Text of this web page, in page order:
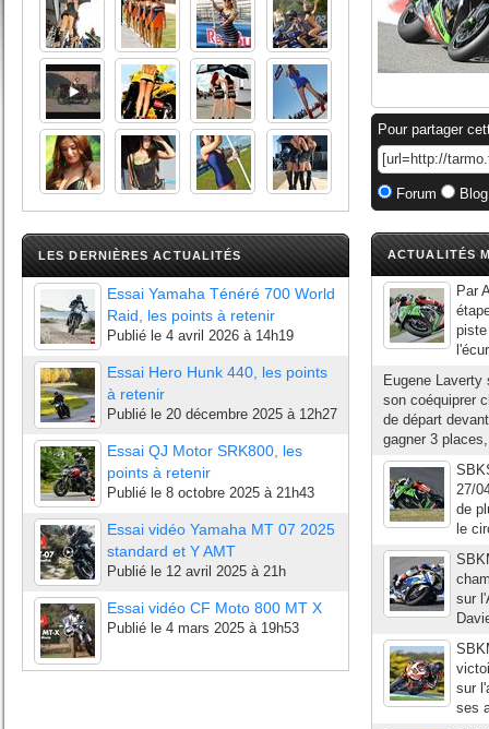
LES DERNIÈRES ACTUALITÉS
Essai Yamaha Ténéré 700 World
Raid, les points à retenir
Publié le 4 avril 2026 à 14h19
Essai Hero Hunk 440, les points
à retenir
Publié le 20 décembre 2025 à 12h27
Essai QJ Motor SRK800, les
points à retenir
Publié le 8 octobre 2025 à 21h43
Essai vidéo Yamaha MT 07 2025
standard et Y AMT
Publié le 12 avril 2025 à 21h
Essai vidéo CF Moto 800 MT X
Publié le 4 mars 2025 à 19h53
Pour partager
Forum
ACTUALITÉS
Par
Eugene
son coéquiprer
de départ
gagner 3
27/
de
le
sur
sur
ses